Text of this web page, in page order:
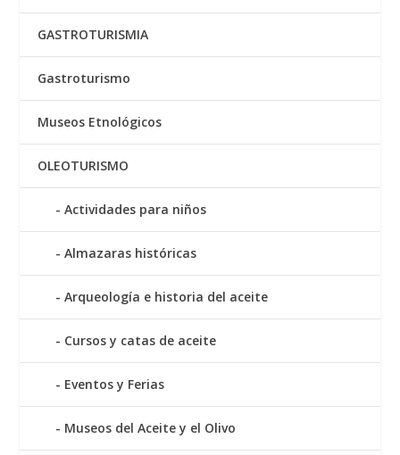
GASTROTURISMIA
Gastroturismo
Museos Etnológicos
OLEOTURISMO
Actividades para niños
Almazaras históricas
Arqueología e historia del aceite
Cursos y catas de aceite
Eventos y Ferias
Museos del Aceite y el Olivo